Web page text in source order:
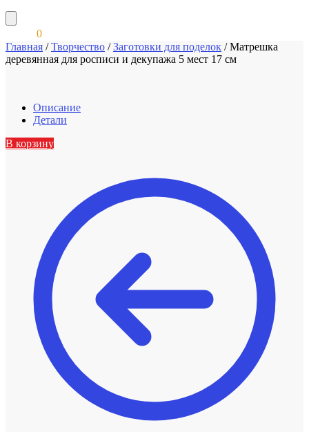
0
Главная /Творчество /Заготовки для поделок /Матрешка
деревянная для росписи и декупажа 5 мест 17 см
Описание
Детали
В корзину